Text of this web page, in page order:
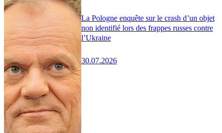
La Pologne enquête sur le crash d’un objet
non identifié lors des frappes russes contre
l’Ukraine
30.07.2026